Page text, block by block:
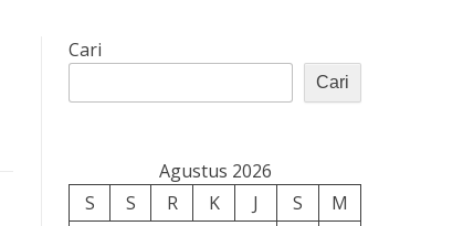
Cari
Cari
Agustus 2026
S
S R K J S
M